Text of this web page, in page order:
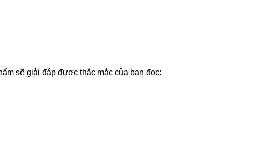
sẽ giải đáp được thắc mắc của bạn đọc: